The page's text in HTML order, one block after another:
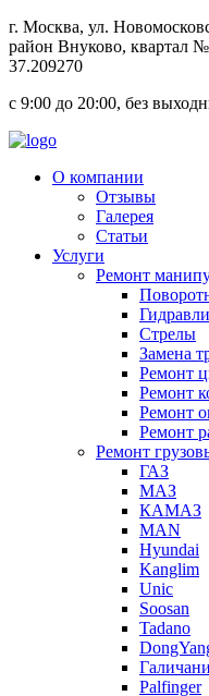
г. Москва, ул.
район Внуково, квартал
37.209270
с 9:00 до 20:00, без
О компании
Отзывы
Галерея
Статьи
Услуги
Ремонт
Стрелы
Замена
Ремонт
Ремонт
Ремонт
Ремонт
Ремонт
ГАЗ
МАЗ
КАМАЗ
MAN
Hyundai
Kanglim
Unic
Soosan
Tadano
Palfinger